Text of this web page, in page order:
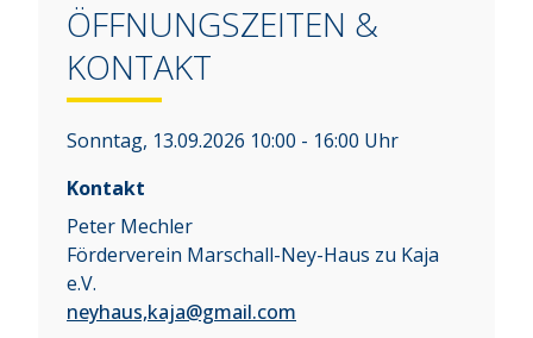
ÖFFNUNGSZEITEN &
KONTAKT
Sonntag, 13.09.2026 10:00 - 16:00 Uhr
Kontakt
Peter Mechler
Förderverein Marschall-Ney-Haus zu Kaja
e.V.
neyhaus,kaja@gmail.com